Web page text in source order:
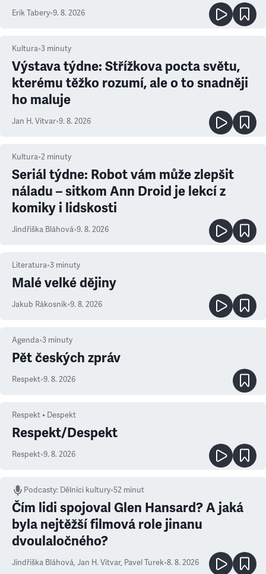
Erik Tabery•9. 8. 2026
Kultura•3 minuty
Výstava týdne: Střížkova pocta světu,
kterému těžko rozumí, ale o to snadněji
ho maluje
Jan H. Vitvar•9. 8. 2026
Kultura•2 minuty
Seriál týdne: Robot vám může zlepšit
náladu – sitkom Ann Droid je lekcí z
komiky i lidskosti
Jindřiška Bláhová•9. 8. 2026
Literatura•3 minuty
Malé velké dějiny
Jakub Rákosník•9. 8. 2026
Agenda•3 minuty
Pět českých zpráv
Respekt•9. 8. 2026
Respekt • Despekt
Respekt/Despekt
Respekt•9. 8. 2026
Podcasty: Dělníci kultury•52 minut
Čím lidi spojoval Glen Hansard? A jaká
byla nejtěžší filmová role jinanu
dvoulaločného?
Jindřiška Bláhová, Jan H. Vitvar, Pavel Turek•8. 8. 2026